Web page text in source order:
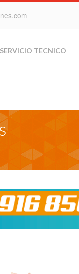
SERVICIO TECNICO